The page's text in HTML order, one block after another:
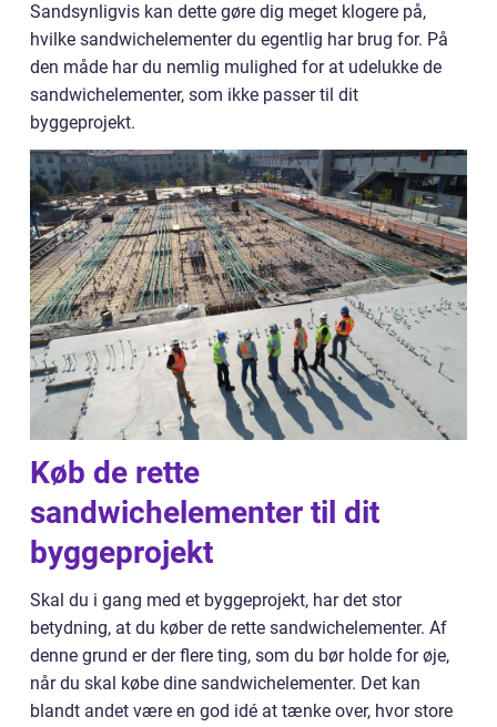
Sandsynligvis kan dette gøre dig meget klogere på,
hvilke sandwichelementer du egentlig har brug for. På
den måde har du nemlig mulighed for at udelukke de
sandwichelementer, som ikke passer til dit
byggeprojekt.
Køb de rette
sandwichelementer til dit
byggeprojekt
Skal du i gang med et byggeprojekt, har det stor
betydning, at du køber de rette sandwichelementer. Af
denne grund er der flere ting, som du bør holde for øje,
når du skal købe dine sandwichelementer. Det kan
blandt andet være en god idé at tænke over, hvor store